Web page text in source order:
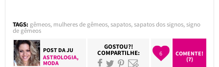
TAGS: gêmeos, mulheres de gêmeos,sapatos,sapatos dos signos,signo
de gêmeos
POST DAJU
ASTROLOGIA,
MODA
GOSTOU?!
COMPARTILHE: 6
COMENTE!
(7)